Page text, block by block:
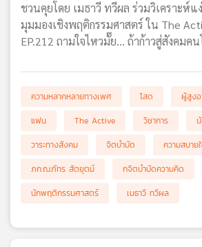
ชวนคุยโดย เมธาวี ทวีผล ร่วมวิเคราะห์
มุมมองเชิงพฤติกรรมศาสตร์ ใน The
EP.212 ถามใจไหวมั๊ย… ถ้าก้าวสู่สังคมคน
ความหลากหลายทางเพศ โสด ผู้สูง
แฟน
The Active วิชาการ
วาระทางสังคม
จิตบำบัด
ความสบาย
ภก.ณภัทร สัตยุตม์
กจิตบำบัดความคิด
นักพฤติกรรมศาสตร์
เมธาวี ทวีผล